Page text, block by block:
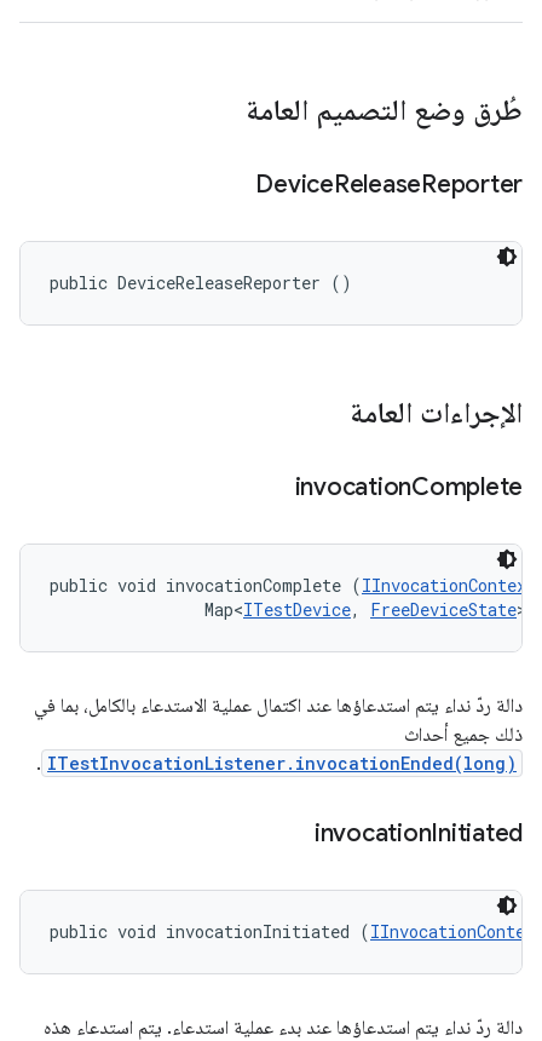
طُرق وضع التصميم العامة
DeviceReleaseReporter
public DeviceReleaseReporter ()
الإجراءات العامة
invocationComplete
public void invocationComplete (IInvocationContext
                Map<
ITestDevice, FreeDeviceState>
دالة ردّ نداء يتم استدعاؤها عند اكتمال عملية الاستدعاء بالكامل، بما في
ذلك جميع أحداث
ITestInvocationListener.invocationEnded(long)
.
invocationInitiated
public void invocationInitiated (
دالة ردّ نداء يتم استدعاؤها عند بدء عملية استدعاء. يتم استدعاء هذه